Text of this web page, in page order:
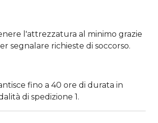
l'attrezzatura al minimo grazie
segnalare richieste di soccorso.
fino a 40 ore di durata in
di spedizione 1.